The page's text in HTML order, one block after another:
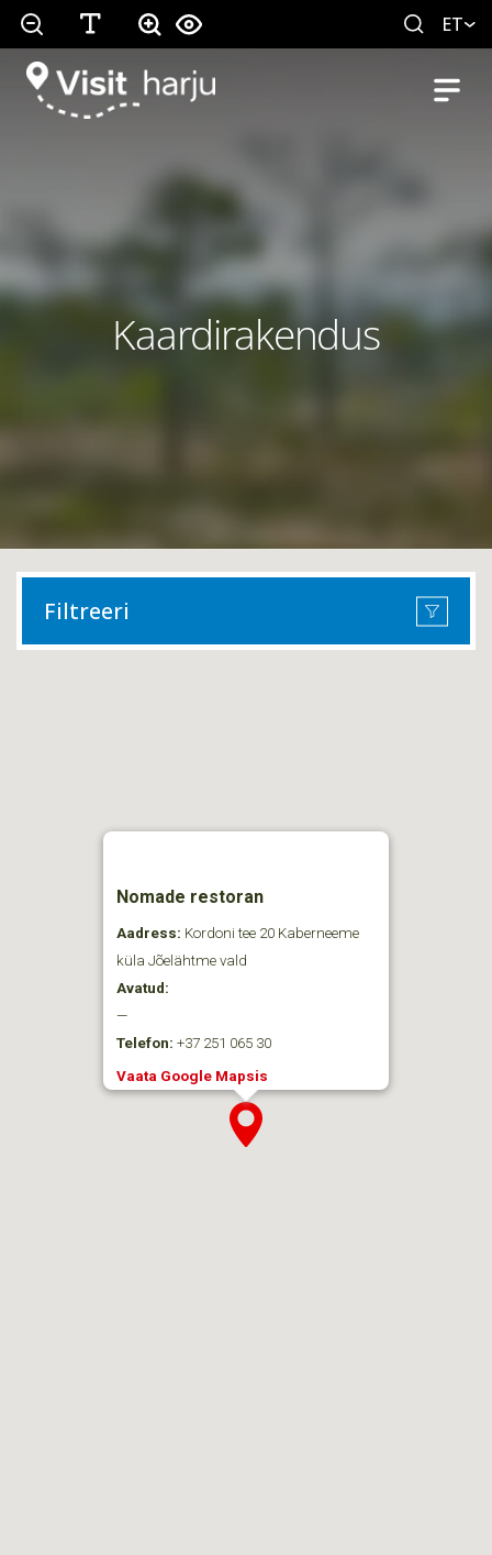
ET
Kaardirakendus
Filtreeri
Nomade restoran
Aadress: Kordoni tee 20 Kaberneeme
küla Jõelähtme vald
Avatud:
—
Telefon: +37 251 065 30
Vaata Google Mapsis